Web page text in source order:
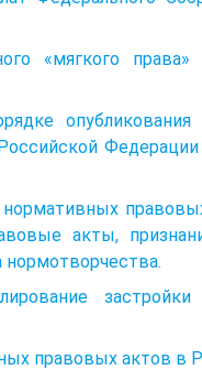
«мягкого
акты,
правовых актов в